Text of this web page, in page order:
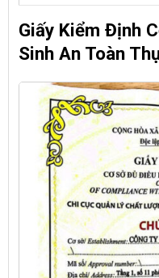
Giấy Kiểm Định
Sinh An Toàn